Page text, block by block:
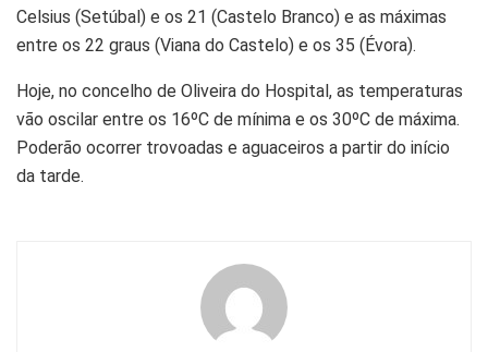
Celsius (Setúbal) e os 21 (Castelo Branco) e as máximas
entre os 22 graus (Viana do Castelo) e os 35 (Évora).
Hoje, no concelho de Oliveira do Hospital, as temperaturas
vão oscilar entre os 16ºC de mínima e os 30ºC de máxima.
Poderão ocorrer trovoadas e aguaceiros a partir do início
da tarde.